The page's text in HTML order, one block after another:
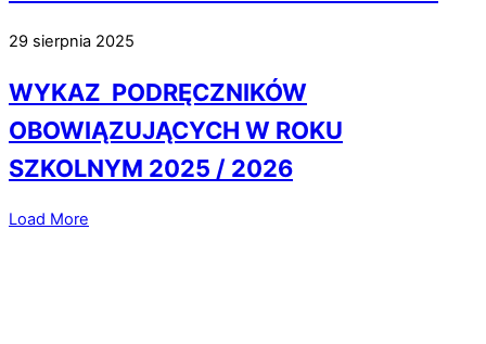
29 sierpnia 2025
WYKAZ PODRĘCZNIKÓW
OBOWIĄZUJĄCYCH W ROKU
SZKOLNYM 2025 / 2026
Load More